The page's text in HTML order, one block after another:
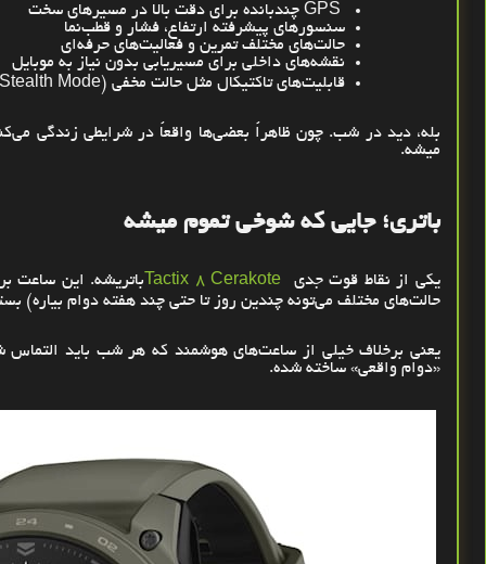
GPS چندبانده برای دقت بالا در مسیرهای سخت
سنسورهای پیشرفته ارتفاع، فشار و قطب‌نما
حالت‌های مختلف تمرین و فعالیت‌های حرفه‌ای
نقشه‌های داخلی برای مسیر‌یابی بدون نیاز به موبایل
قابلیت‌های تاکتیکال مثل حالت مخفی Mode)
بله، دید در شب. چون ظاهراً بعضی‌ها واقعاً در شرایطی زندگی
میشه.
باتری؛ جایی که شوخی تموم میشه
یکی از نقاط قوت جدی Tactix 8 Cerakote باتریشه. این ساعت
حالت‌های مختلف می‌تونه چندین روز تا حتی چند هفته دوام بیاره(
یعنی برخلاف خیلی از ساعت‌های هوشمند که هر شب باید التماس
«دوام واقعی» ساخته شده.